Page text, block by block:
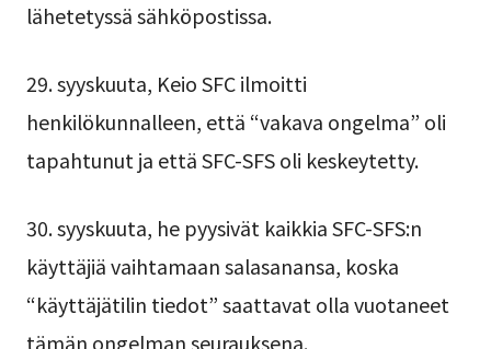
lähetetyssä sähköpostissa.
29. syyskuuta, Keio SFC ilmoitti
henkilökunnalleen, että “vakava ongelma” oli
tapahtunut ja että SFC-SFS oli keskeytetty.
30. syyskuuta, he pyysivät kaikkia SFC-SFS:n
käyttäjiä vaihtamaan salasanansa, koska
“käyttäjätilin tiedot” saattavat olla vuotaneet
tämän ongelman seurauksena.